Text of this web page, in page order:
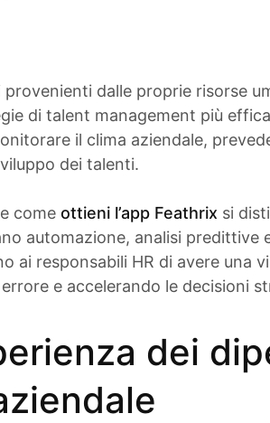
dalle proprie risorse
di talent management più
il clima aziendale,
dei talenti.
come ottieni l’app Feathrix si
automazione, analisi predittive
ai responsabili HR di avere una
e accelerando le decisioni
dei